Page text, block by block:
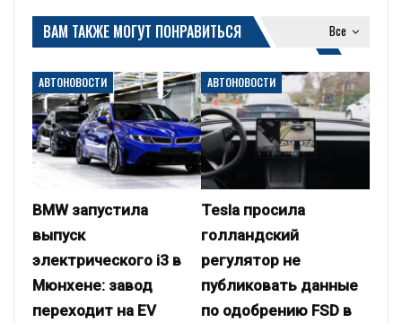
Все
ВАМ ТАКЖЕ МОГУТ ПОНРАВИТЬСЯ
АВТОНОВОСТИ
BMW запустила
выпуск
электрического i3 в
Мюнхене: завод
переходит на EV
АВТОНОВОСТИ
Tesla просила
голландский
регулятор не
публиковать данные
по одобрению FSD в